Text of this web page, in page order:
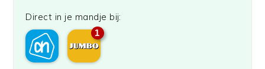
Direct in je mandje bij:
1